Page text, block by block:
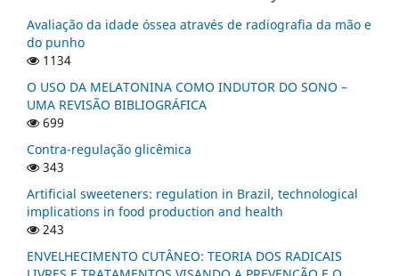
Avaliação da idade óssea através de radiografia da mão e
do punho
1134
O USO DA MELATONINA COMO INDUTOR DO SONO –
UMA REVISÃO BIBLIOGRÁFICA
699
Contra-regulação glicêmica
343
Artificial sweeteners: regulation in Brazil, technological
implications in food production and health
243
ENVELHECIMENTO CUTÂNEO: TEORIA DOS RADICAIS